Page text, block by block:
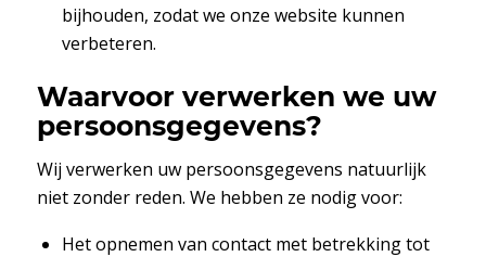
bijhouden, zodat we onze website kunnen
verbeteren.
Waarvoor verwerken we uw
persoonsgegevens?
Wij verwerken uw persoonsgegevens natuurlijk
niet zonder reden. We hebben ze nodig voor:
Het opnemen van contact met betrekking tot